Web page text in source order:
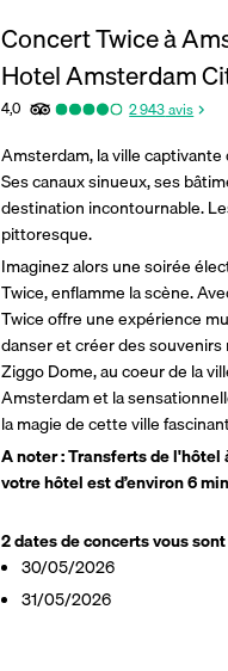
Concert Twice à
Hotel Amsterdam
4,0 2 943avis
Amsterdam, la ville
Ses canaux sinueux, ses
destination incontournable.
pittoresque.
Imaginez alors une soirée
Twice, enflamme la scène.
Twice offre une expérience
danser et créer des
Ziggo Dome, au coeur de la
Amsterdam et la
la magie de cette ville
A noter : Transferts de
votre hôtel est d’environ 6
2dates de concerts vous
30/05/2026
31/05/2026